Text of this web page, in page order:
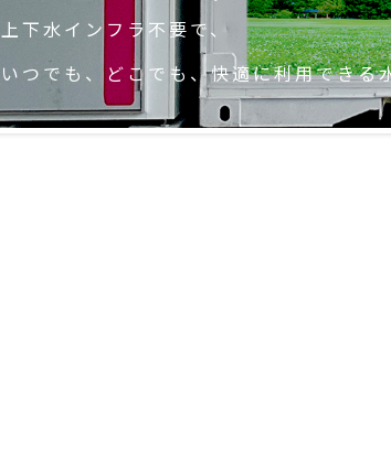
上下水インフラ不要で、
いつでも、どこでも、快適に利用できる